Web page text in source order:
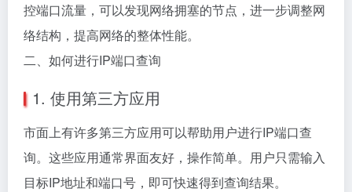
控端口流量，可以发现网络拥塞的节点，进一步调整网
络结构，提高网络的整体性能。
二、如何进行IP端口查询
1. 使用第三方应用
市面上有许多第三方应用可以帮助用户进行IP端口查
询。这些应用通常界面友好，操作简单。用户只需输入
目标IP地址和端口号，即可快速得到查询结果。